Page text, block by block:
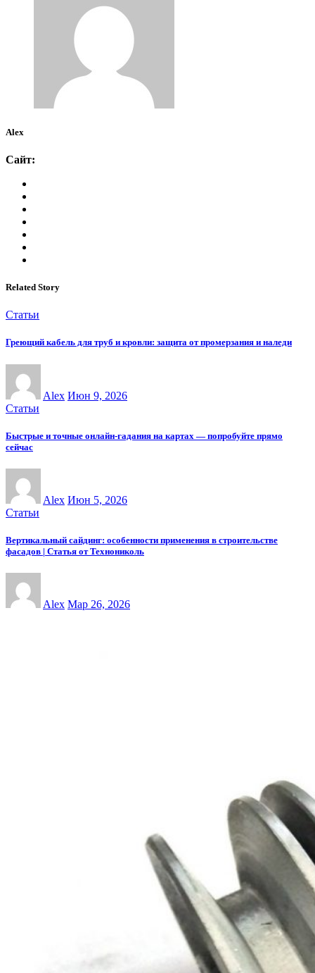
Alex
Сайт:
Related Story
Статьи
Греющий кабель для труб и кровли: защита от промерзания и наледи
Alex Июн 9, 2026
Статьи
Быстрые и точные онлайн-гадания на картах — попробуйте прямо
сейчас
Alex Июн 5, 2026
Статьи
Вертикальный сайдинг: особенности применения в строительстве
фасадов | Статья от Технониколь
Alex Мар 26, 2026